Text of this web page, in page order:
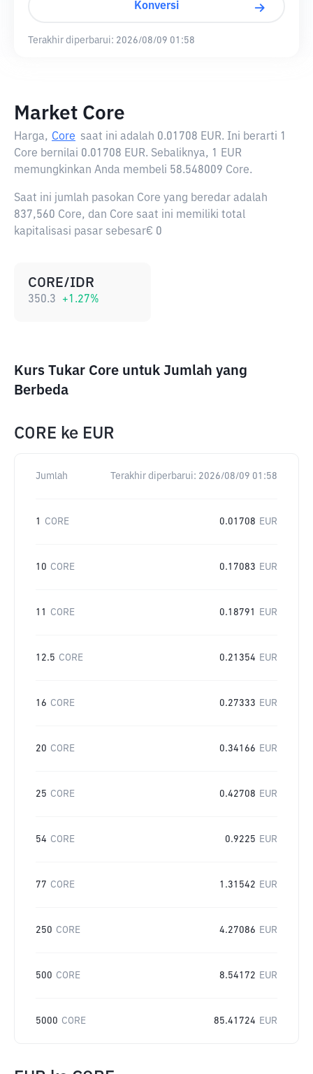
Konversi
Terakhir diperbarui: 2026/08/09 01:58
Market Core
Harga, Core saat ini adalah 0.01708 EUR. Ini berarti 1
Core bernilai 0.01708 EUR. Sebaliknya, 1 EUR
memungkinkan Anda membeli 58.548009 Core.
Saat ini jumlah pasokan Core yang beredar adalah
837,560 Core, dan Core saat ini memiliki total
kapitalisasi pasar sebesar€ 0
CORE/IDR
350.3 +1.27%
Kurs Tukar Core untuk Jumlah yang
Berbeda
CORE ke EUR
Jumlah Terakhir diperbarui: 2026/08/09 01:58
1 CORE 0.01708 EUR
10 CORE 0.17083 EUR
11 CORE 0.18791 EUR
12.5 CORE 0.21354 EUR
16 CORE 0.27333 EUR
20 CORE 0.34166 EUR
25 CORE 0.42708 EUR
54 CORE 0.9225 EUR
77 CORE 1.31542 EUR
250 CORE 4.27086 EUR
500 CORE 8.54172 EUR
5000 CORE 85.41724 EUR